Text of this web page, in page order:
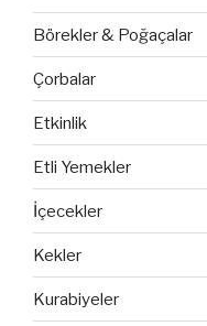
Börekler & Poğaçalar
Çorbalar
Etkinlik
Etli Yemekler
İçecekler
Kekler
Kurabiyeler